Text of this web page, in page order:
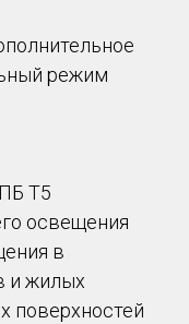
режим
Т5
освещения
в
и жилых
поверхностей